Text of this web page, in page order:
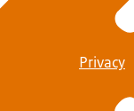
Privacy